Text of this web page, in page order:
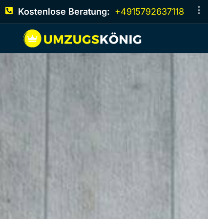
Kostenlose Beratung: +4915792637118